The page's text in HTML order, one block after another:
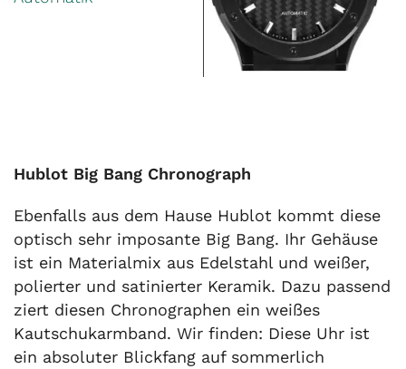
Hublot Big Bang Chronograph
Ebenfalls aus dem Hause Hublot kommt diese
optisch sehr imposante Big Bang. Ihr Gehäuse
ist ein Materialmix aus Edelstahl und weißer,
polierter und satinierter Keramik. Dazu passend
ziert diesen Chronographen ein weißes
Kautschukarmband. Wir finden: Diese Uhr ist
ein absoluter Blickfang auf sommerlich